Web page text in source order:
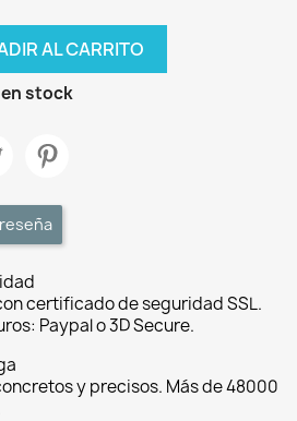
AL CARRITO
stock
certificado de seguridad SSL.
Paypal o 3D Secure.
y precisos. Más de 48000